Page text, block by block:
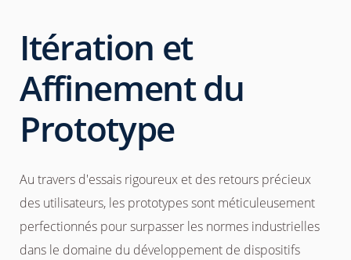
Itération et
Affinement du
Prototype
Au travers d'essais rigoureux et des retours précieux
des utilisateurs, les prototypes sont méticuleusement
perfectionnés pour surpasser les normes industrielles
dans le domaine du développement de dispositifs